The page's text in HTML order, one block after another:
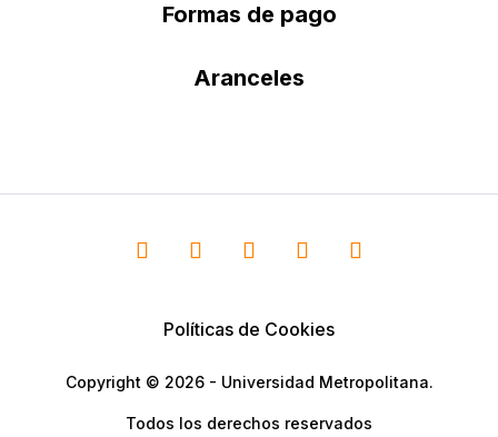
Formas de pago
Aranceles
Políticas de Cookies
Copyright © 2026 - Universidad Metropolitana.
Todos los derechos reservados